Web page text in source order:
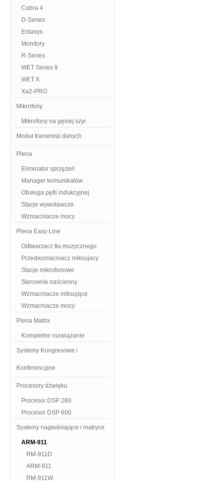
Cobra 4
D-Series
Entasys
Monitory
R-Series
WET Series II
WET X
Xa2-PRO
Mikrofony
Mikrofony na gęsiej szyi
Moduł transmisji danych
Plena
Eliminator sprzężeń
Manager komunikatów
Obsługa pętli indukcyjnej
Stacje wywoławcze
Wzmacniacze mocy
Plena Easy Line
Odtwarzacz tła muzycznego
Przedwzmacniacz miksujacy
Stacje mikrofonowe
Sterownik naścienny
Wzmacniacze miksujące
Wzmacniacze mocy
Plena Matrix
Kompletne rozwiązanie
Systemy Kongresowe i
Konferencyjne
Procesory dźwięku
Procesor DSP 260
Procesor DSP 600
Systemy nagłaśniające i matryce
ARM-911
RM-911D
ARM-911
RM-911W